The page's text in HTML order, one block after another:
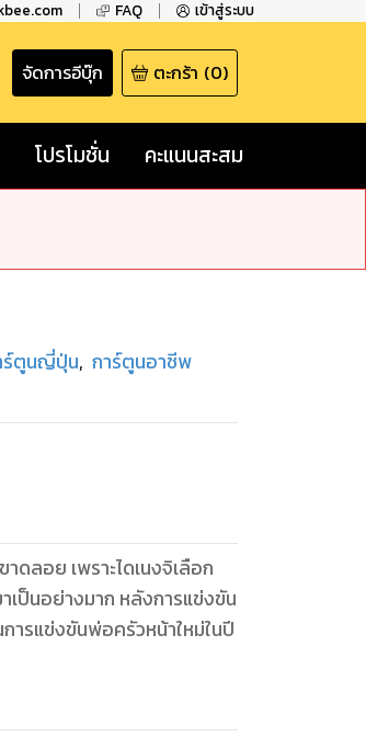
FAQ เข้าสู่ระบบ
จัดการอีบุ๊ก ตะกร้า (0)
โปรโมชั่น คะแนนสะสม
ร์ตูนญี่ปุ่น, การ์ตูนอาชีพ
ดลอย เพราะไดเนงจิเลือก
ป็นอย่างมาก หลังการแข่งขัน
การแข่งขันพ่อครัวหน้าใหม่ในปี